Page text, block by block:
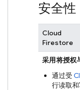
安全性
Cloud
Firestore
采用将授权
通过受
行读取和